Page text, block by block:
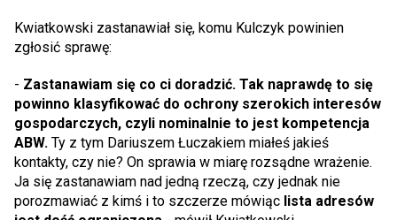
Kwiatkowski zastanawiał się, komu Kulczyk powinien
zgłosić sprawę:
- Zastanawiam się co ci doradzić. Tak naprawdę to się
powinno klasyfikować do ochrony szerokich interesów
gospodarczych, czyli nominalnie to jest kompetencja
ABW. Ty z tym Dariuszem Łuczakiem miałeś jakieś
kontakty, czy nie? On sprawia w miarę rozsądne wrażenie.
Ja się zastanawiam nad jedną rzeczą, czy jednak nie
porozmawiać z kimś i to szczerze mówiąc lista adresów